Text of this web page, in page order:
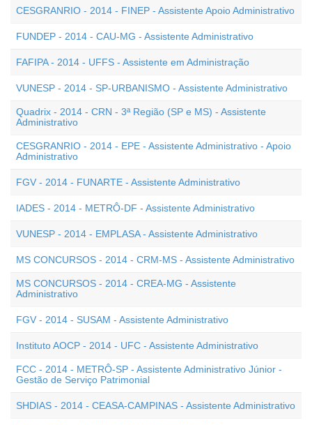
CESGRANRIO - 2014 - FINEP - Assistente Apoio Administrativo
FUNDEP - 2014 - CAU-MG - Assistente Administrativo
FAFIPA - 2014 - UFFS - Assistente em Administração
VUNESP - 2014 - SP-URBANISMO - Assistente Administrativo
Quadrix - 2014 - CRN - 3ª Região (SP e MS) - Assistente
Administrativo
CESGRANRIO - 2014 - EPE - Assistente Administrativo - Apoio
Administrativo
FGV - 2014 - FUNARTE - Assistente Administrativo
IADES - 2014 - METRÔ-DF - Assistente Administrativo
VUNESP - 2014 - EMPLASA - Assistente Administrativo
MS CONCURSOS - 2014 - CRM-MS - Assistente Administrativo
MS CONCURSOS - 2014 - CREA-MG - Assistente
Administrativo
FGV - 2014 - SUSAM - Assistente Administrativo
Instituto AOCP - 2014 - UFC - Assistente Administrativo
FCC - 2014 - METRÔ-SP - Assistente Administrativo Júnior -
Gestão de Serviço Patrimonial
SHDIAS - 2014 - CEASA-CAMPINAS - Assistente Administrativo